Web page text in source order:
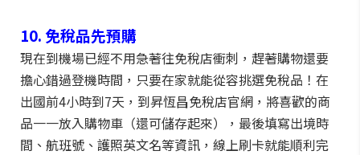
10. 免稅品先預購
現在到機場已經不用急著往免稅店衝刺，趕著購物還要
擔心錯過登機時間，只要在家就能從容挑選免稅品！在
出國前4小時到7天，到昇恆昌免稅店官網，將喜歡的商
品一一放入購物車（還可儲存起來），最後填寫出境時
間、航班號、護照英文名等資訊，線上刷卡就能順利完